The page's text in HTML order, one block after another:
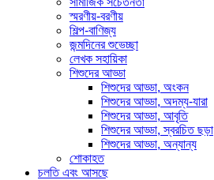
স্মরণীয়-বরণীয়
শিল্প-বাণিজ্য
জন্মদিনের শুভেচ্ছা
লেখক সহায়িকা
শিশুদের আড্ডা
শিশুদের আড্ডা, অংকন
শিশুদের আড্ডা, অদম্য-যারা
শিশুদের আড্ডা, আবৃতি
শিশুদের আড্ডা, স্বরচিত ছড়া
শিশুদের আড্ডা, অন্যান্য
শোকাহত
চলতি এবং আসছে